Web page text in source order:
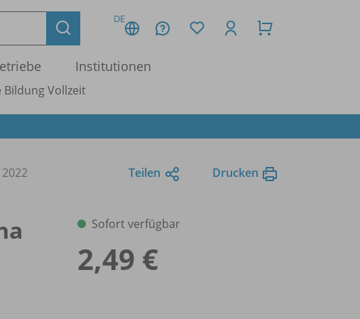
DE
Institutionen
Bildung Vollzeit
Teilen Drucken
Sofort verfügbar
2,49 €